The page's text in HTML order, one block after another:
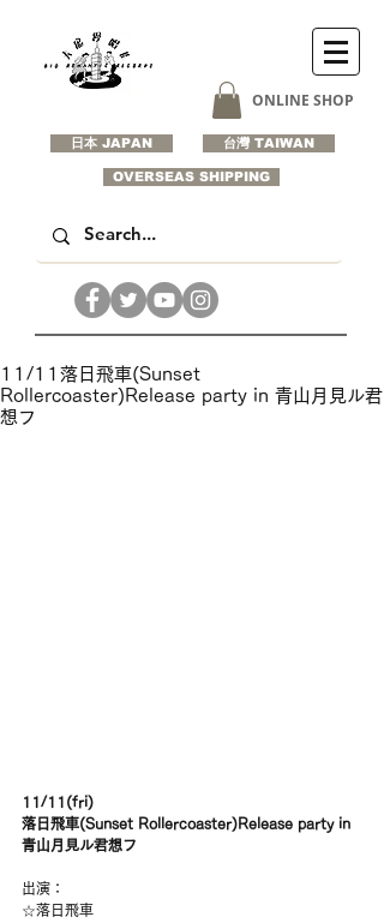
日本 JAPAN
ONLINE SHOP
台灣 TAIWAN
OVERSEAS SHIPPING
11/11落日飛車(Sunset
Rollercoaster)Release party in 青山月見ル君
想フ
11/11(fri)
落日飛車(Sunset Rollercoaster)Release party in
青山月見ル君想フ
出演：
☆落日飛車